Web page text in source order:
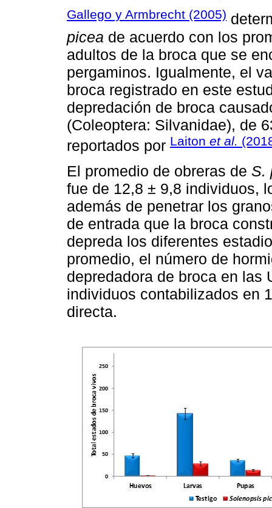
Gallego y Armbrecht (2005)
picea de acuerdo con los
adultos de la broca que se
pergaminos. Igualmente, el
broca registrado en este
depredación de broca
(Coleoptera: Silvanidae), de
reportados por Laiton et al.
El promedio de obreras de S.
fue de 12,8 ± 9,8 individuos,
además de penetrar los
de entrada que la broca
depreda los diferentes
promedio, el número de
depredadora de broca en las
individuos contabilizados en
directa.